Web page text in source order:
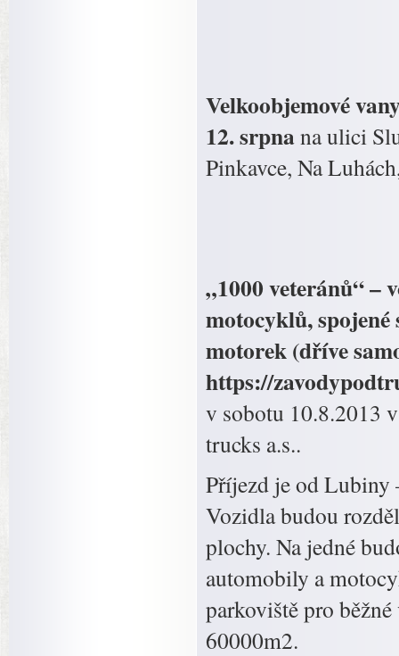
Velkoobjemové
12. srpnana ulici
Pinkavce, Na
„1000 veteránů“ –
motocyklů,
motorek (dříve
https://
v sobotu 10.8.2013
trucks a.s..
Příjezd je od Lubiny
Vozidla budou
plochy. Na jedné
automobily a
parkoviště pro
60000m2.